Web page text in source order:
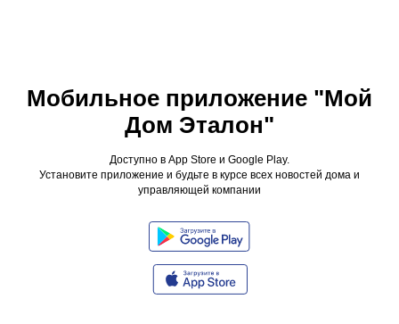
Мобильное приложение "Мой
Дом Эталон"
Доступно в App Store и Google Play.
Установите приложение и будьте в курсе всех новостей дома и
управляющей компании